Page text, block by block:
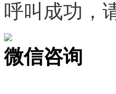
呼叫成功，
微信咨询